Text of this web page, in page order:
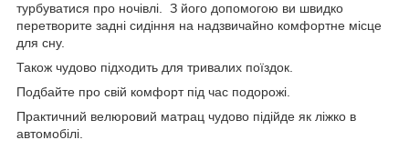
турбуватися про ночівлі. З його допомогою ви швидко
перетворите задні сидіння на надзвичайно комфортне місце
для сну.
Також чудово підходить для тривалих поїздок.
Подбайте про свій комфорт під час подорожі.
Практичний велюровий матрац чудово підійде як ліжко в
автомобілі.